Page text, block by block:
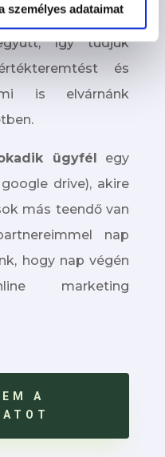
személyes adataimat
Limitált számú
így tudjuk
és
is elvárnánk
ügyfél egy
drive), akire
más teendő van
nap
hogy nap végén
marketing
A